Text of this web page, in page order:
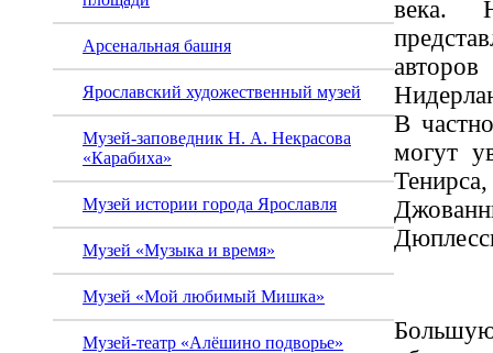
Арсенальная башня
Ярославский художественный музей
Музей-заповедник Н. А. Некрасова
«Карабиха»
Музей истории города Ярославля
Музей «Музыка и время»
Музей «Мой любимый Мишка»
Музей-театр «Алёшино подворье»
века.
В
могут
Большую